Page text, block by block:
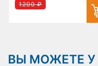
1200 ₽
ВЫ МОЖЕТЕ У